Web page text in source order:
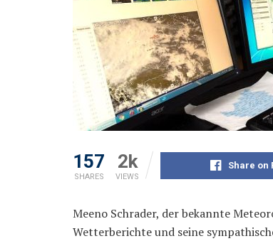
157
SHARES
2k
VIEWS
Share on
Meeno Schrader, der bekannte
Wetterberichte und seine